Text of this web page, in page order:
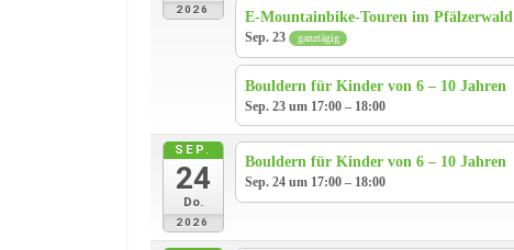
2026 E-Mountainbike-Touren im Pfälzerwald
Sep. 23 ganztägig
Bouldern für Kinder von 6 – 10 Jahren
Sep. 23 um 17:00 – 18:00
SEP.
24
Do.
2026
Bouldern für Kinder von 6 – 10 Jahren
Sep. 24 um 17:00 – 18:00